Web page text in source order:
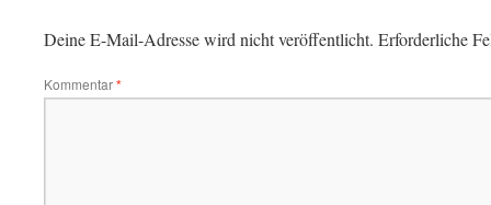
Deine E-Mail-Adresse wird nicht veröffentlicht. Erforderliche
Kommentar*